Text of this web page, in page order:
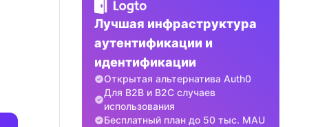
Лучшая инфраструктура
аутентификации и
идентификации
Открытая альтернатива Auth0
Для B2B и B2C случаев
использования
Бесплатный план до 50 тыс. MAU